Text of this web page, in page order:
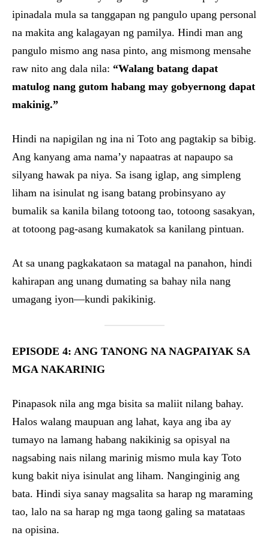
ipinadala mula sa tanggapan ng pangulo upang personal
na makita ang kalagayan ng pamilya. Hindi man ang
pangulo mismo ang nasa pinto, ang mismong mensahe
raw nito ang dala nila: “Walang batang dapat
matulog nang gutom habang may gobyernong dapat
makinig.”
Hindi na napigilan ng ina ni Toto ang pagtakip sa bibig.
Ang kanyang ama nama’y napaatras at napaupo sa
silyang hawak pa niya. Sa isang iglap, ang simpleng
liham na isinulat ng isang batang probinsyano ay
bumalik sa kanila bilang totoong tao, totoong sasakyan,
at totoong pag-asang kumakatok sa kanilang pintuan.
At sa unang pagkakataon sa matagal na panahon, hindi
kahirapan ang unang dumating sa bahay nila nang
umagang iyon—kundi pakikinig.
EPISODE 4: ANG TANONG NA NAGPAIYAK SA
MGA NAKARINIG
Pinapasok nila ang mga bisita sa maliit nilang bahay.
Halos walang maupuan ang lahat, kaya ang iba ay
tumayo na lamang habang nakikinig sa opisyal na
nagsabing nais nilang marinig mismo mula kay Toto
kung bakit niya isinulat ang liham. Nanginginig ang
bata. Hindi siya sanay magsalita sa harap ng maraming
tao, lalo na sa harap ng mga taong galing sa matataas
na opisina.